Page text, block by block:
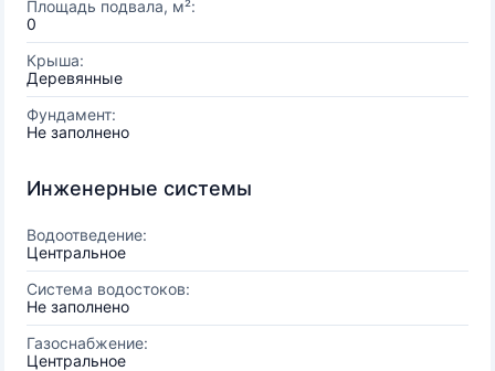
Площадь подвала, м²:
0
Крыша:
Деревянные
Фундамент:
Не заполнено
Инженерные системы
Водоотведение:
Центральное
Система водостоков:
Не заполнено
Газоснабжение:
Центральное